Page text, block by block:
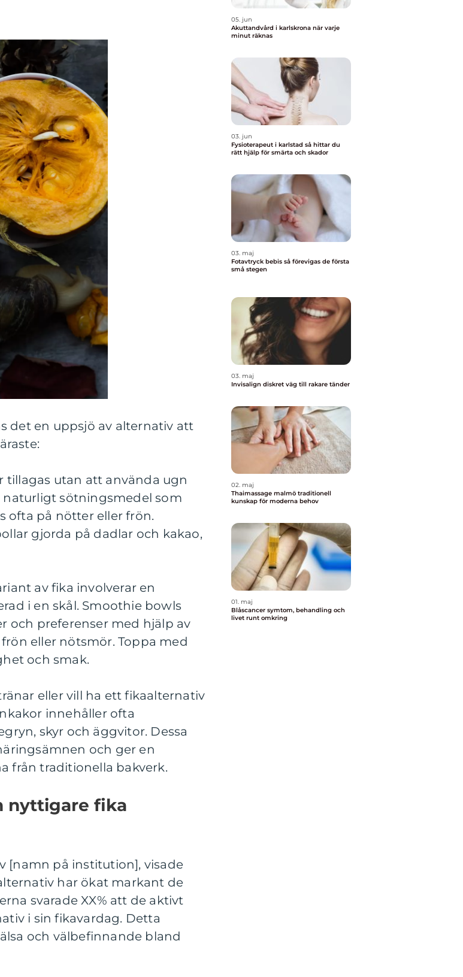
det en uppsjö av alternativ att
tillagas utan att använda ugn
naturligt sötningsmedel som
ofta på nötter eller frön.
gjorda på dadlar och kakao,
av fika involverar en
i en skål. Smoothie bowls
och preferenser med hjälp av
eller nötsmör. Toppa med
och smak.
eller vill ha ett fikaalternativ
innehåller ofta
skyr och äggvitor. Dessa
och ger en
från traditionella bakverk.
nyttigare fika
[namn på institution], visade
har ökat markant de
svarade XX% att de aktivt
i sin fikavardag. Detta
och välbefinnande bland
05. jun
Akuttandvård i karlskrona när varje
minut räknas
03. jun
Fysioterapeut i karlstad så hittar du
rätt hjälp för smärta och skador
03. maj
Fotavtryck bebis så förevigas de första
små stegen
03. maj
Invisalign diskret väg till rakare tänder
02. maj
Thaimassage malmö traditionell
kunskap för moderna behov
01. maj
Blåscancer symtom, behandling och
livet runt omkring